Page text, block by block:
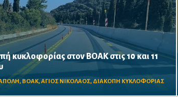
κυκλοφορίας στον ΒΟΑΚ στις 10 και 11
, ΒΟΑΚ,ΑΓΙΟΣ ΝΙΚΟΛΑΟΣ, ΔΙΑΚΟΠΗ ΚΥΚΛΟΦΟΡΙΑΣ
τις 09:00 έως τις 17:00 το τμήμα Αγίου
στο ύψος της γέφυρας Ξηροποτάμου,
επισφαλών βραχωδών όγκων.